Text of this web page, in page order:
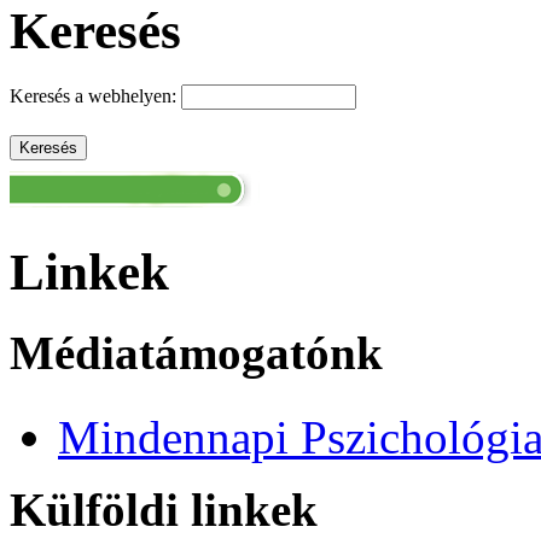
Keresés
Keresés a webhelyen:
Linkek
Médiatámogatónk
Mindennapi
Külföldi linkek